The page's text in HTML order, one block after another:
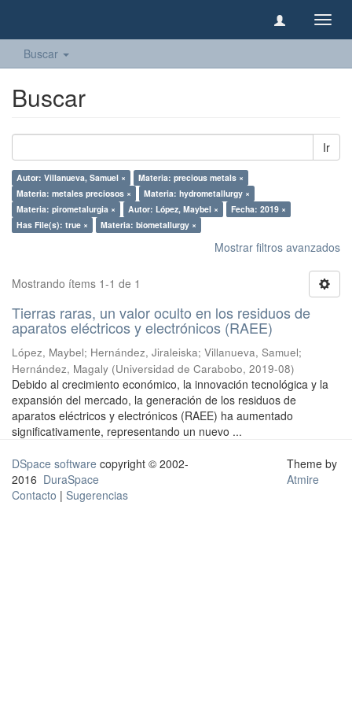
Buscar
Buscar
Ir
Autor: Villanueva, Samuel ×
Materia: precious metals ×
Materia: metales preciosos ×
Materia: hydrometallurgy ×
Materia: pirometalurgia ×
Autor: López, Maybel ×
Fecha: 2019 ×
Has File(s): true ×
Materia: biometallurgy ×
Mostrar filtros avanzados
Mostrando ítems 1-1 de 1
Tierras raras, un valor oculto en los residuos de
aparatos eléctricos y electrónicos (RAEE)
López, Maybel; Hernández, Jiraleiska; Villanueva, Samuel;
Hernández, Magaly (Universidad de Carabobo, 2019-08)
Debido al crecimiento económico, la innovación tecnológica y la
expansión del mercado, la generación de los residuos de
aparatos eléctricos y electrónicos (RAEE) ha aumentado
significativamente, representando un nuevo ...
DSpace software copyright © 2002-
2016 DuraSpace
Contacto | Sugerencias
Theme by
Atmire